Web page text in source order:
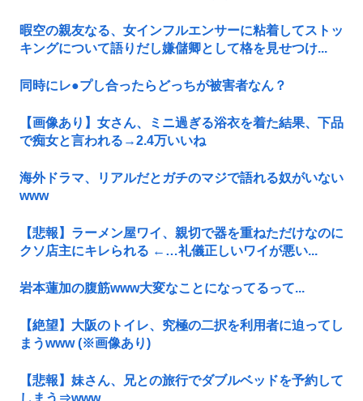
暇空の親友なる、女インフルエンサーに粘着してストッ
キングについて語りだし嫌儲卿として格を見せつけ...
同時にレ●プし合ったらどっちが被害者なん？
【画像あり】女さん、ミニ過ぎる浴衣を着た結果、下品
で痴女と言われる→2.4万いいね
海外ドラマ、リアルだとガチのマジで語れる奴がいない
www
【悲報】ラーメン屋ワイ、親切で器を重ねただけなのに
クソ店主にキレられる ←…礼儀正しいワイが悪い...
岩本蓮加の腹筋www大変なことになってるって...
【絶望】大阪のトイレ、究極の二択を利用者に迫ってし
まうwww (※画像あり)
【悲報】妹さん、兄との旅行でダブルベッドを予約して